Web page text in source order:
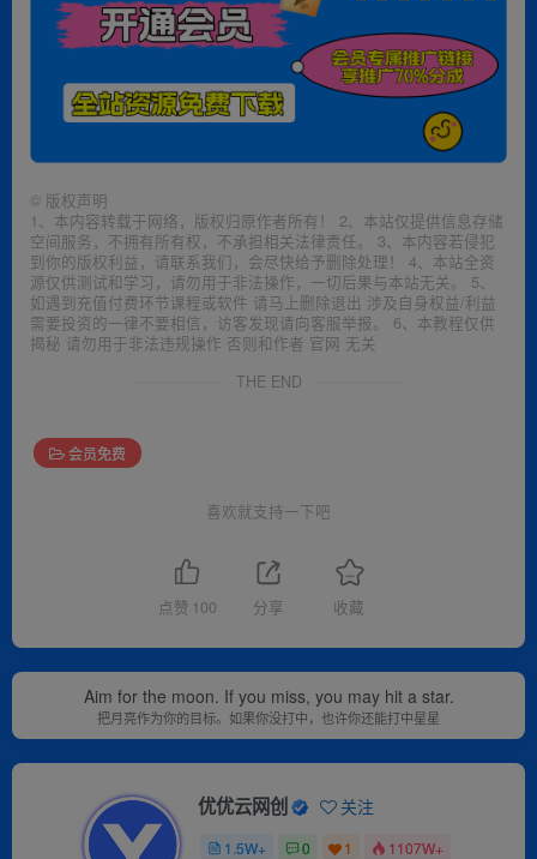
© 版权声明
1、本内容转载于网络，版权归原作者所有！ 2、本站仅提供信息存储
空间服务，不拥有所有权，不承担相关法律责任。 3、本内容若侵犯
到你的版权利益，请联系我们，会尽快给予删除处理！ 4、本站全资
源仅供测试和学习，请勿用于非法操作，一切后果与本站无关。 5、
如遇到充值付费环节课程或软件 请马上删除退出 涉及自身权益/利益
需要投资的一律不要相信，访客发现请向客服举报。 6、本教程仅供
揭秘 请勿用于非法违规操作 否则和作者 官网 无关
THE END
会员免费
喜欢就支持一下吧
点赞 100 分享 收藏
Aim for the moon. If you miss, you may hit a star.
把月亮作为你的目标。如果你没打中，也许你还能打中星星
优优云网创 关注
1.5W+ 0 1 1107W+